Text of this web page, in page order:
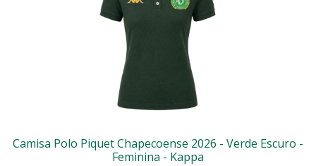
Camisa Polo Piquet Chapecoense 2026 - Verde Escuro -
Feminina - Kappa